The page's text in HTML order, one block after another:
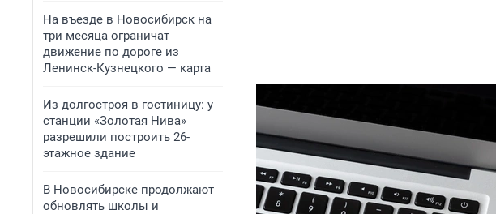
На въезде в Новосибирск на
три месяца ограничат
движение по дороге из
Ленинск-Кузнецкого — карта
Из долгостроя в гостиницу: у
станции «Золотая Нива»
разрешили построить 26-
этажное здание
В Новосибирске продолжают
обновлять школы и